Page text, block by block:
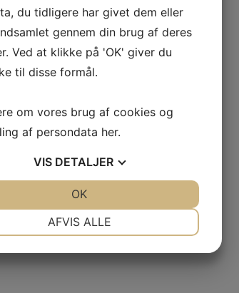
du tidligere har givet dem eller
gennem din brug af deres
Ved at klikke på 'OK' giver du
til disse formål.
om vores brug af cookies og
af persondata her.
VIS DETALJER
AFVIS ALLE
OK